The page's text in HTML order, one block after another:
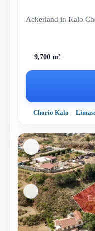
Ackerland in Kalo
9,700 m²
Chorio Kalo